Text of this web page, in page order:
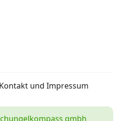
und Impressum
gmbh